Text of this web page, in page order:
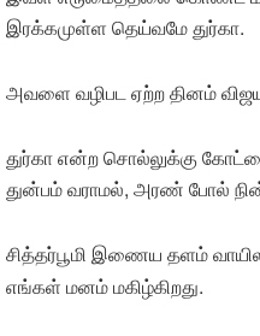
இரக்கமுள்ள தெய்வமே துர்கா.
அவளை வழிபட ஏற்ற தினம்
துர்கா என்ற சொல்லுக்கு
துன்பம் வராமல், அரண் போல்
சித்தர்பூமி இணைய தளம்
எங்கள் மனம் மகிழ்கிறது.